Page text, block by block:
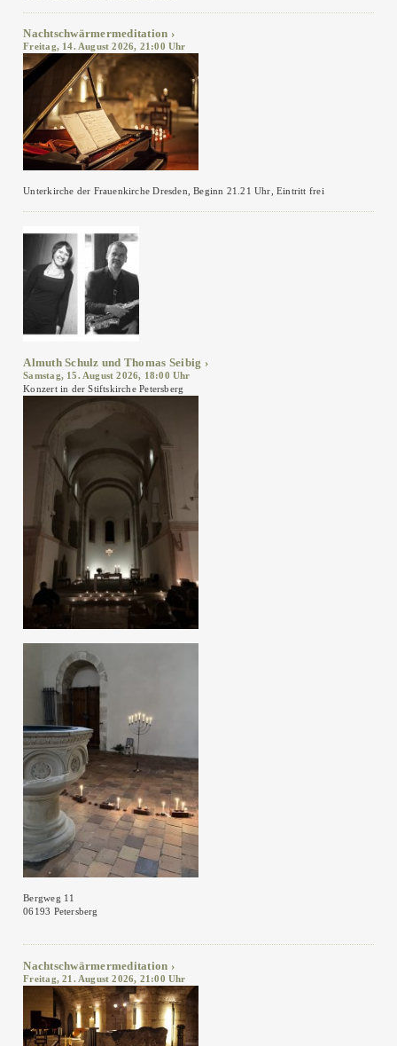
Nachtschwärmermeditation
Freitag, 14. August 2026, 21:00 Uhr
Unterkirche der Frauenkirche Dresden, Beginn 21.21 Uhr, Eintritt frei
Almuth Schulz und Thomas Seibig
Samstag, 15. August 2026, 18:00 Uhr
Konzert in der Stiftskirche Petersberg
Bergweg 11
06193 Petersberg
Nachtschwärmermeditation
Freitag, 21. August 2026, 21:00 Uhr